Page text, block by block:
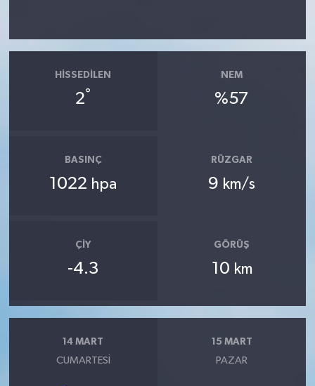
HISSEDILEN
2°
NEM
%57
BASINÇ
1022 hpa
RÜZGAR
9 km/s
ÇIY
-4.3
GÖRÜŞ
10 km
14 MART
CUMARTESI
15 MART
PAZAR